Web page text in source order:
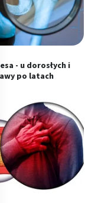
- u dorosłych i
po latach